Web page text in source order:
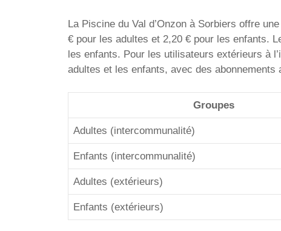
La Piscine du Val d’Onzon à Sorbiers offre
€ pour les adultes et 2,20 € pour les enfants.
les enfants. Pour les utilisateurs extérieurs à
adultes et les enfants, avec des
Groupes
Adultes (intercommunalité)
Enfants (intercommunalité)
Adultes (extérieurs)
Enfants (extérieurs)